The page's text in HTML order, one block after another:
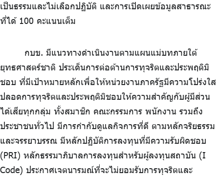
เป็นธรรมและไม่เลือกปฏิบัติ และการเปิดเผยข้อมูลสาธารณะ
ที่ได้ 100 คะแนนเต็ม
กบข. มีแนวทางดำเนินงานตามแผนแม่บทภายใต้
ยุทธศาสตร์ชาติ ประเด็นการต่อต้านการทุจริตและประพฤติมิ
ชอบ ที่มีเป้าหมายหลักเพื่อให้หน่วยงานภาครัฐมีความโปร่งใส
ปลอดการทุจริตและประพฤติมิชอบให้ความสำคัญกับผู้มีส่วน
ได้เสียทุกกลุ่ม ทั้งสมาชิก คณะกรรมการ พนักงาน รวมถึง
ประชาชนทั่วไป มีการกำกับดูแลกิจการที่ดี ตามหลักจริยธรรม
และจรรยาบรรณ มีหลักปฏิบัติการลงทุนที่มีความรับผิดชอบ
(PRI) หลักธรรมาภิบาลการลงทุนสำหรับผู้ลงทุนสถาบัน (I
Code) ประกาศเจตนารมณ์ที่จะไม่ยอมรับการทุจริตและ